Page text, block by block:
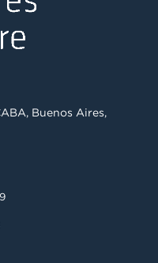
Buenos Aires,